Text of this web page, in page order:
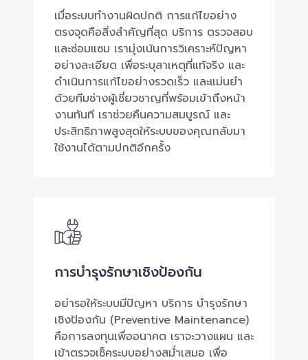
เมื่อระบบทำงานผิดปกติ การแก้ไขอย่าง
ตรงจุดคือสิ่งสำคัญที่สุด บริการ ตรวจสอบ
และซ่อมแซม เรามุ่งเน้นการวิเคราะห์ปัญหา
อย่างละเอียด เพื่อระบุสาเหตุที่แท้จริง และ
ดำเนินการแก้ไขอย่างรวดเร็ว และแม่นยำ
ด้วยทีมช่างผู้เชี่ยวชาญที่พร้อมเข้าถึงหน้า
งานทันที เราช่วยคืนความสมบูรณ์ และ
ประสิทธิภาพสูงสุดให้ระบบของคุณกลับมา
ใช้งานได้ตามปกติอีกครั้ง
การบำรุงรักษาเชิงป้องกัน
อย่ารอให้ระบบมีปัญหา บริการ บำรุงรักษา
เชิงป้องกัน (Preventive Maintenance)
คือการลงทุนเพื่ออนาคต เราจะวางแผน และ
เข้าตรวจเช็คระบบอย่างสม่ำเสมอ เพื่อ